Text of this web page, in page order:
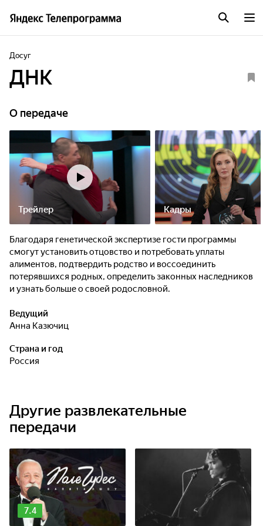
Досуг
ДНК
О передаче
Трейлер Кадры
Благодаря генетической экспертизе гости программы
смогут установить отцовство и потребовать уплаты
алиментов, подтвердить родство и воссоединить
потерявшихся родных, определить законных наследников
и узнать больше о своей родословной.
Ведущий
Анна Казючиц
Страна и год
Россия
Другие развлекательные
передачи
7.4